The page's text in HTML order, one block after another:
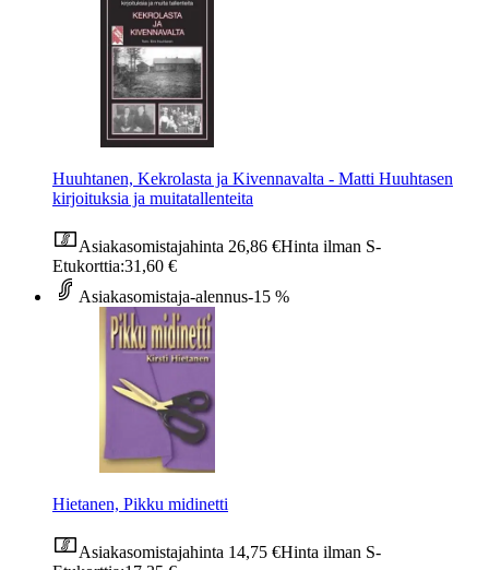
Huuhtanen, Kekrolasta ja Kivennavalta - Matti Huuhtasen
kirjoituksia ja muitatallenteita
Asiakasomistajahinta 26,86 €Hinta ilman S-
Etukorttia:31,60 €
Asiakasomistaja-alennus-15 %
Hietanen, Pikku midinetti
Asiakasomistajahinta 14,75 €Hinta ilman S-